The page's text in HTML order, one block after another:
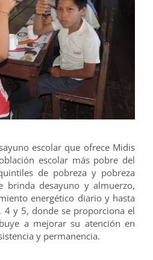
escolar que ofrece Midis
escolar más pobre del
de pobreza y pobreza
desayuno y almuerzo,
energético diario y hasta
4 y 5, donde se proporciona el
a mejorar su atención en
y permanencia.